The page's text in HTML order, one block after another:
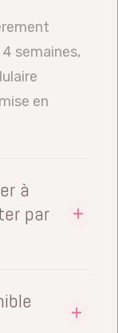
semaines,
en
à
par
des